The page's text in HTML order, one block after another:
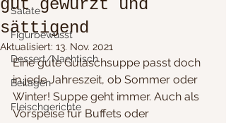
Salate
Figurbewusst
Dessert/Nachtisch
Beilagen
Fleischgerichte
gut gewürzt und
sättigend
Aktualisiert: 13. Nov. 2021
Eine gute Gulaschsuppe passt doch
in jede Jahreszeit, ob Sommer oder
Winter! Suppe geht immer. Auch als
Vorspeise für Buffets oder